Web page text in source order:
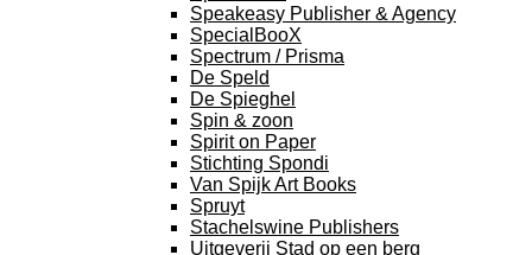
Speakeasy Publisher & Agency
SpecialBooX
Spectrum / Prisma
De Speld
De Spieghel
Spin & zoon
Spirit on Paper
Stichting Spondi
Van Spijk Art Books
Spruyt
Stachelswine Publishers
Uitgeverij Stad op een berg